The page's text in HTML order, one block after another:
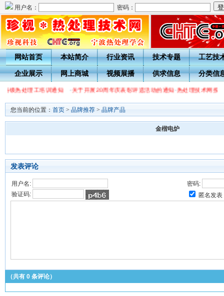
用户名： 密码：
网站首页 本站简介 行业资讯 技术专题 工艺技
企业展示 网上商城 视频展播 供求信息 分类信
级热处理工培训通知 ·关于开展20周年庆表彰评选活动的通知·热处理技术网投
您当前的位置： 首页 > 品牌推荐 > 品牌产品
金楷电炉
发表评论
用户名:
密码:
验证码:
匿名发表
（共有 0 条评论）